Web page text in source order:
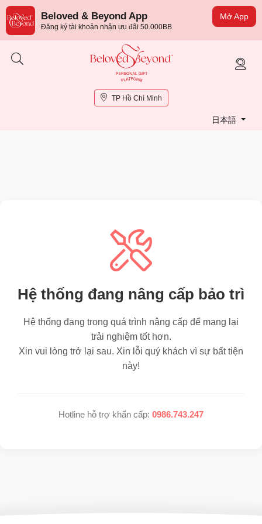
Mở App
Beloved & Beyond App
Đăng ký tài khoản nhận ưu đãi 50.000BB
TP Hồ Chí Minh
日本語
Hệ thống đang nâng cấp bảo trì
Hệ thống đang trong quá trình nâng cấp để mang lại
trải nghiệm tốt hơn.
Xin vui lòng trở lại sau. Xin lỗi quý khách vì sự bất tiện
này!
Hotline hỗ trợ khẩn cấp: 0986.743.247